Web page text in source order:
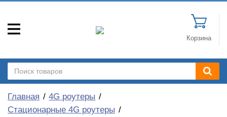
Корзина
Главная
4G роутеры
Стационарные 4G роутеры